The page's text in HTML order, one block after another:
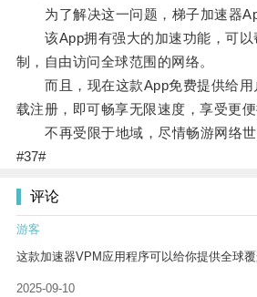
为了解决这一问题，梯子加速器
该App拥有强大的加速功能，可以
制，自由访问全球范围的网络。
而且，现在这款App免费提供给用
载注册，即可畅享无限速度，享受更便
不再受限于地域，尽情畅游网络世
#37#
评论
游客
这款加速器VPM应用程序可以给你提供全球覆
2025-09-10